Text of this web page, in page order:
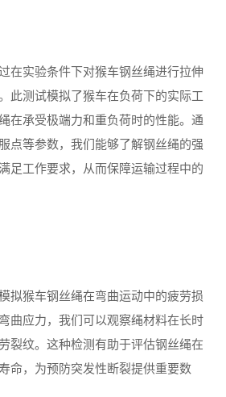
实验条件下对猴车钢丝绳进行拉伸
此测试模拟了猴车在负荷下的实际工
在承受极端力和重负荷时的性能。通
点等参数，我们能够了解钢丝绳的强
足工作要求，从而保障运输过程中的
猴车钢丝绳在弯曲运动中的疲劳损
曲应力，我们可以观察绳材料在长时
裂纹。这种检测有助于评估钢丝绳在
命，为预防突发性断裂提供重要数